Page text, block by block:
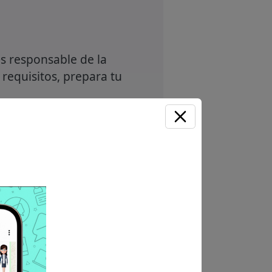
responsable de la
requisitos, prepara tu
Sin